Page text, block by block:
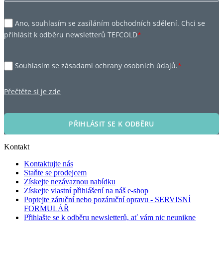
Ano, souhlasím se zasíláním obchodních sdělení. Chci se
přihlásit k odběru newsletterů TEFCOLD*
Souhlasím se zásadami ochrany osobních údajů.*
Přečtěte si je zde
PŘIHLÁSIT SE K ODBĚRU
Kontakt
Kontaktujte nás
Staňte se prodejcem
Získejte nezávaznou nabídku
Získejte vlastní přihlášení na náš e-shop
Poptejte záruční nebo pozáruční opravu - SERVISNÍ
FORMULÁŘ
Přihlašte se k odběru newsletterů, ať vám nic neunikne